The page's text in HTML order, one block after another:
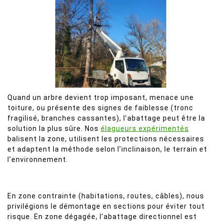
Quand un arbre devient trop imposant, menace une
toiture, ou présente des signes de faiblesse (tronc
fragilisé, branches cassantes), l’abattage peut être la
solution la plus sûre. Nos élagueurs expérimentés
balisent la zone, utilisent les protections nécessaires
et adaptent la méthode selon l’inclinaison, le terrain et
l’environnement.
En zone contrainte (habitations, routes, câbles), nous
privilégions le démontage en sections pour éviter tout
risque. En zone dégagée, l’abattage directionnel est